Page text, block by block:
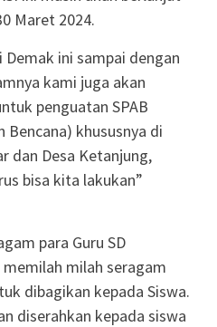
Maret 2024.
ini sampai dengan
kami juga akan
penguatan SPAB
Bencana) khususnya di
dan Desa Ketanjung,
bisa kita lakukan”
para Guru SD
milah seragam
dibagikan kepada Siswa.
diserahkan kepada siswa